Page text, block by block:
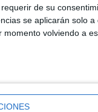
de su
se aplicarán solo
volviendo a